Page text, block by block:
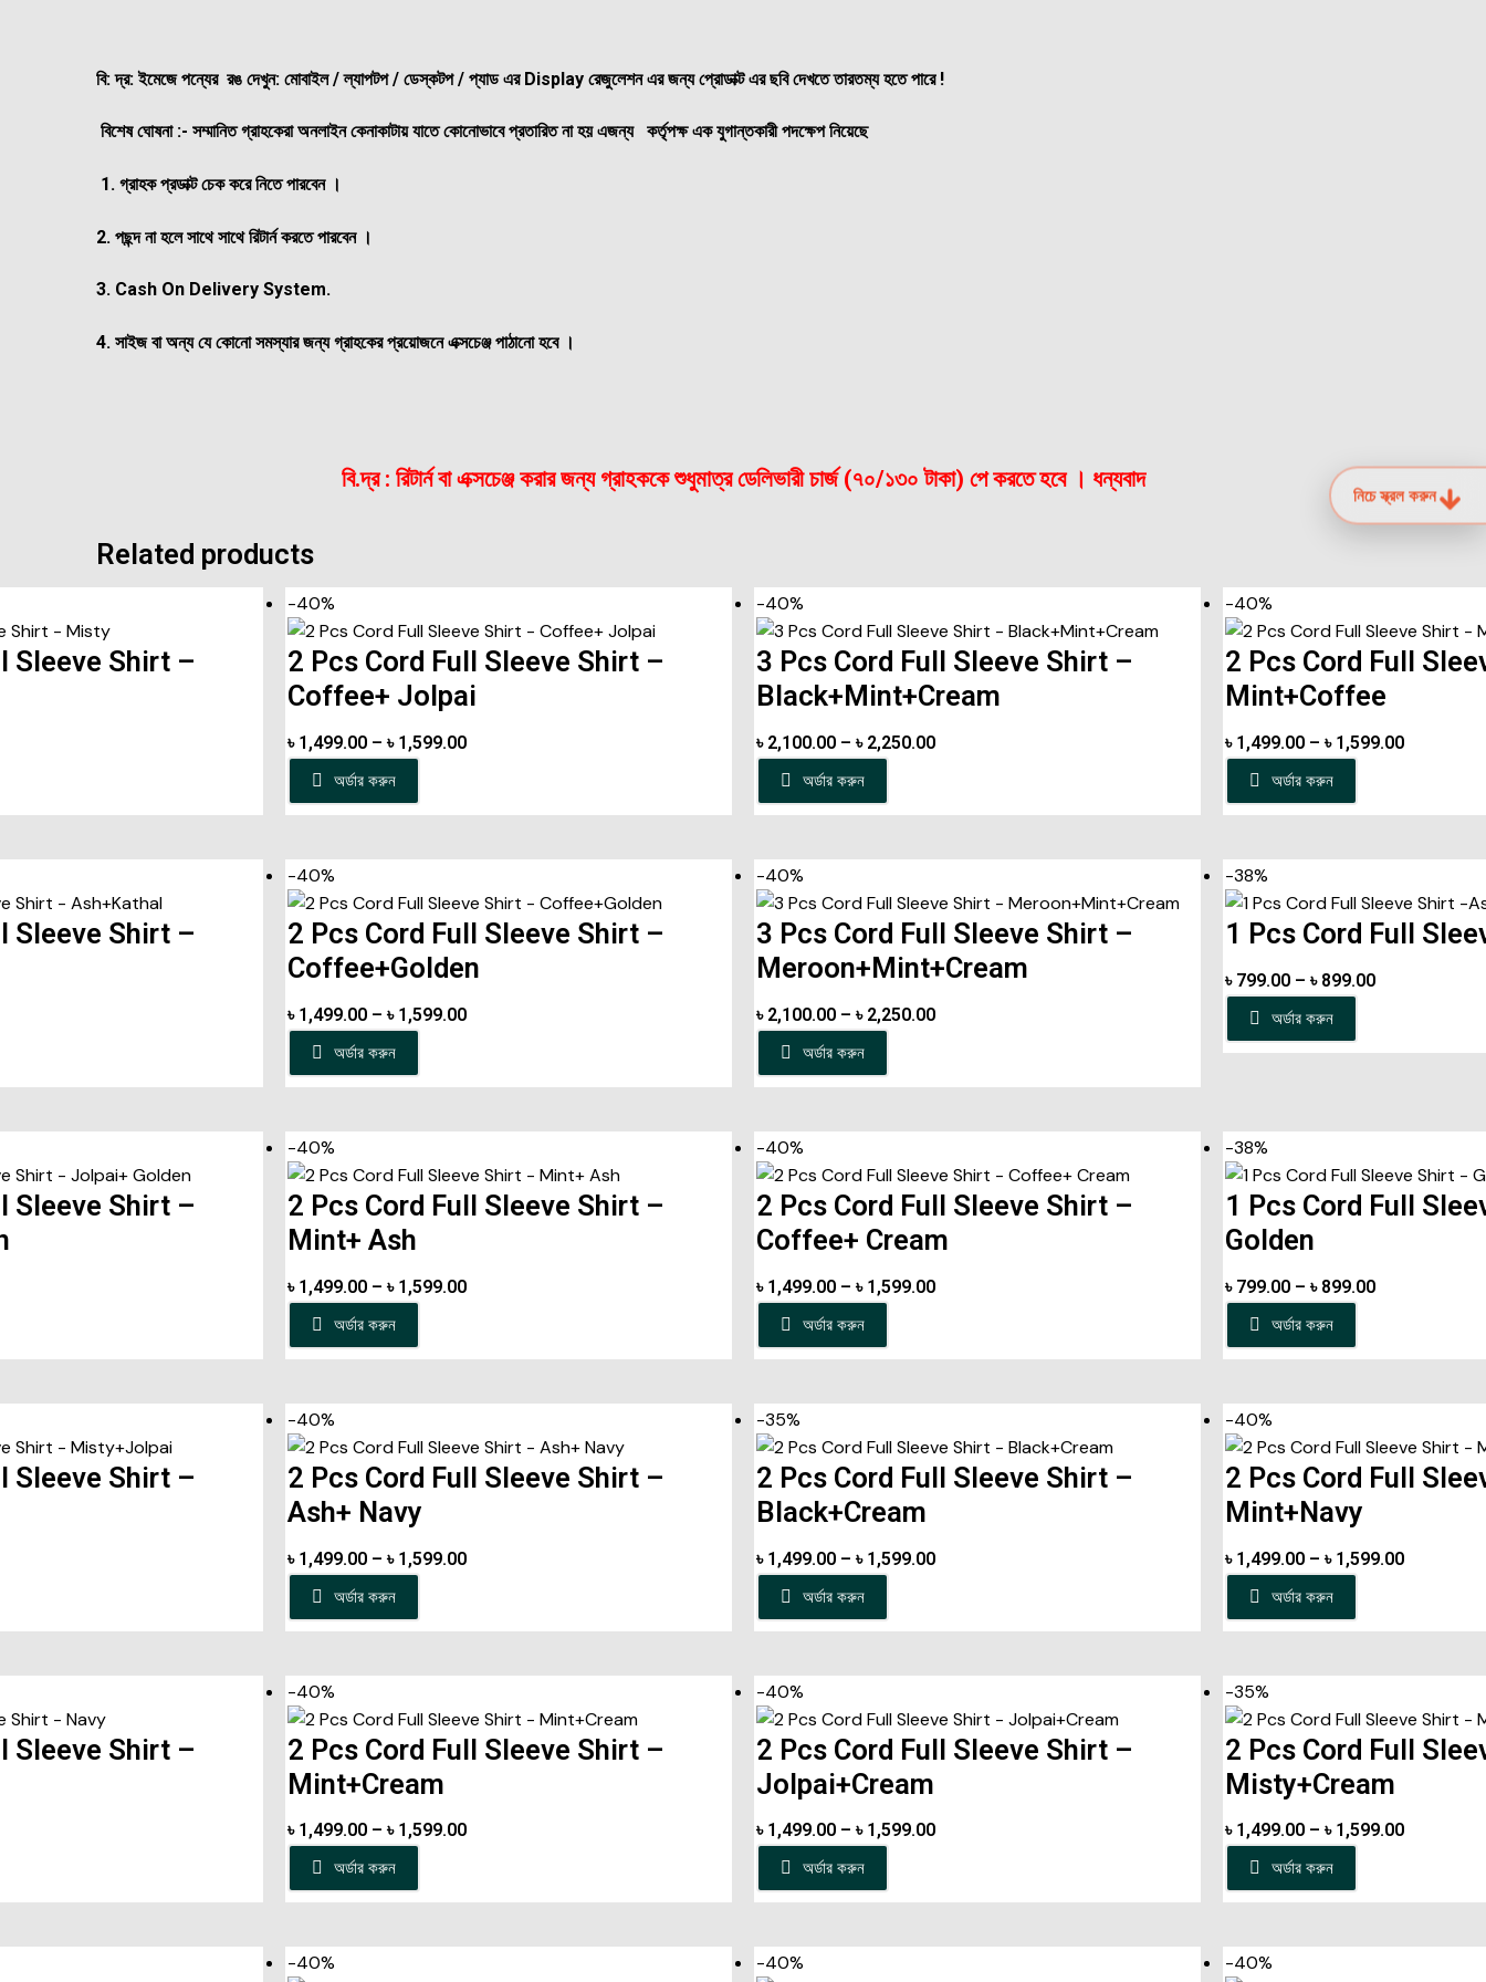
বি: দ্র: ইমেজে পন্যের রঙ দেখুন: মোবাইল / ল্যাপটপ / ডেস্কটপ / প্যাড এর Display রেজুলেশন এর জন্য প্রোডাক্ট এর ছবি দেখতে তারতম্য হতে পারে !
বিশেষ ঘোষনা :- সম্মানিত গ্রাহকেরা অনলাইন কেনাকাটায় যাতে কোনোভাবে প্রতারিত না হয় এজন্য কর্তৃপক্ষ এক যুগান্তকারী পদক্ষেপ নিয়েছে
1. গ্রাহক প্রডাক্ট চেক করে নিতে পারবেন ।
2. পছন্দ না হলে সাথে সাথে রিটার্ন করতে পারবেন ।
3. Cash On Delivery System.
4. সাইজ বা অন্য যে কোনো সমস্যার জন্য গ্রাহকের প্রয়োজনে এক্সচেঞ্জ পাঠানো হবে ।
বি.দ্র : রিটার্ন বা এক্সচেঞ্জ করার জন্য গ্রাহককে শুধুমাত্র ডেলিভারী চার্জ (৭০/১৩০ টাকা) পে করতে হবে । ধন্যবাদ
Related products
Sleeve Shirt –
-40%
2 Pcs Cord Full Sleeve Shirt –
Coffee+ Jolpai
৳ 1,499.00 – ৳ 1,599.00
অর্ডার করুন
-40%
3 Pcs Cord Full Sleeve Shirt –
Black+Mint+Cream
৳ 2,100.00 – ৳ 2,250.00
অর্ডার করুন
-40%
2 Pcs Cord Full
Mint+Coffee
৳ 1,499.00 – ৳ 1,599.00
অর্ডার করুন
Sleeve Shirt –
-40%
2 Pcs Cord Full Sleeve Shirt –
Coffee+Golden
৳ 1,499.00 – ৳ 1,599.00
অর্ডার করুন
-40%
3 Pcs Cord Full Sleeve Shirt –
Meroon+Mint+Cream
৳ 2,100.00 – ৳ 2,250.00
অর্ডার করুন
-38%
1 Pcs Cord Full
৳ 799.00 – ৳ 899.00
অর্ডার করুন
Sleeve Shirt –
-40%
2 Pcs Cord Full Sleeve Shirt –
Mint+ Ash
৳ 1,499.00 – ৳ 1,599.00
অর্ডার করুন
-40%
2 Pcs Cord Full Sleeve Shirt –
Coffee+ Cream
৳ 1,499.00 – ৳ 1,599.00
অর্ডার করুন
-38%
1 Pcs Cord Full
Golden
৳ 799.00 – ৳ 899.00
অর্ডার করুন
Sleeve Shirt –
-40%
2 Pcs Cord Full Sleeve Shirt –
Ash+ Navy
৳ 1,499.00 – ৳ 1,599.00
অর্ডার করুন
-35%
2 Pcs Cord Full Sleeve Shirt –
Black+Cream
৳ 1,499.00 – ৳ 1,599.00
অর্ডার করুন
-40%
2 Pcs Cord Full
Mint+Navy
৳ 1,499.00 – ৳ 1,599.00
অর্ডার করুন
Sleeve Shirt –
-40%
2 Pcs Cord Full Sleeve Shirt –
Mint+Cream
৳ 1,499.00 – ৳ 1,599.00
অর্ডার করুন
-40%
2 Pcs Cord Full Sleeve Shirt –
Jolpai+Cream
৳ 1,499.00 – ৳ 1,599.00
অর্ডার করুন
-35%
2 Pcs Cord Full
Misty+Cream
৳ 1,499.00 – ৳ 1,599.00
অর্ডার করুন
-40% -40% -40%
নিচে স্ক্রল করুন